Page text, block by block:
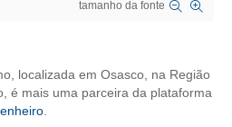
tamanho da fonte
localizada em Osasco, na Região
é mais uma parceira da plataforma
.